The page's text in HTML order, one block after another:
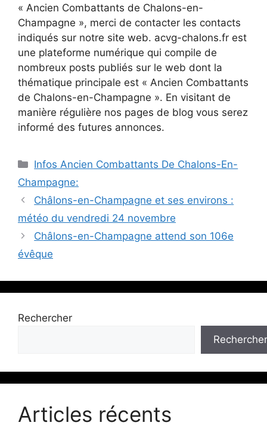
« Ancien Combattants de Chalons-en-
Champagne », merci de contacter les contacts
indiqués sur notre site web. acvg-chalons.fr est
une plateforme numérique qui compile de
nombreux posts publiés sur le web dont la
thématique principale est « Ancien Combattants
de Chalons-en-Champagne ». En visitant de
manière régulière nos pages de blog vous serez
informé des futures annonces.
Catégories
Infos Ancien Combattants De Chalons-En-
Champagne:
Châlons-en-Champagne et ses environs :
météo du vendredi 24 novembre
Châlons-en-Champagne attend son 106e
évêque
Rechercher
Rechercher
Articles récents